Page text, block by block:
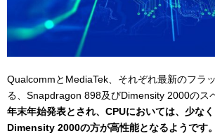
QualcommとMediaTek、それぞれ最新のフラ
る、Snapdragon 898及びDimensity 2000のス
年末年始発表とされ、CPUにおいては、少な
Dimensity 2000の方が高性能となるようです。